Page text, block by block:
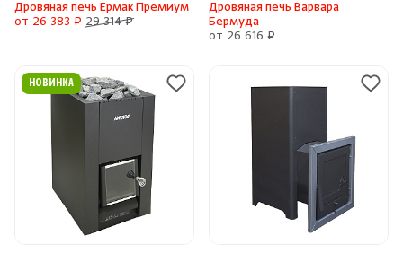
Дровяная печь Ермак Премиум
от 26 383 ₽ 29 314 ₽
Дровяная печь Варвара
Бермуда
от 26 616 ₽
НОВИНКА